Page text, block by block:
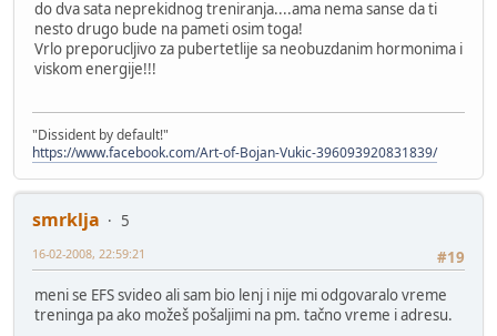
do dva sata neprekidnog treniranja....ama nema sanse da ti
nesto drugo bude na pameti osim toga!
Vrlo preporucljivo za pubertetlije sa neobuzdanim hormonima i
viskom energije!!!
"Dissident by default!"
https://www.facebook.com/Art-of-Bojan-Vukic-396093920831839/
smrklja
5
#19
16-02-2008, 22:59:21
meni se EFS svideo ali sam bio lenj i nije mi odgovaralo vreme
treninga pa ako možeš pošaljimi na pm. tačno vreme i adresu.